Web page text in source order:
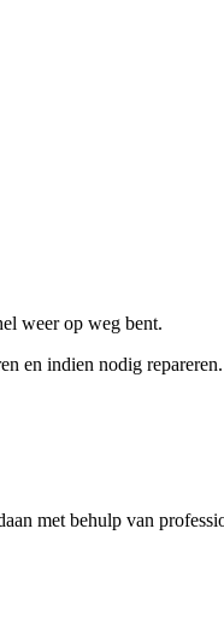
weer op weg bent.
en indien nodig
met behulp van